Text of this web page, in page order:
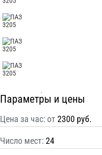
Параметры и цены
Цена за час: от2300 руб.
Число мест: 24